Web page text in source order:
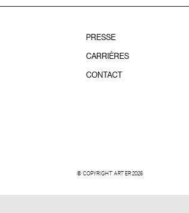
PRESSE
CARRIÈRES
CONTACT
© COPYRIGHT ARTER 2026